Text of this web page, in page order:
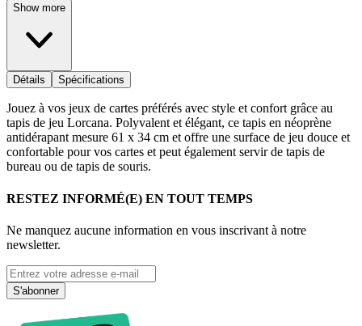
Show more
Détails Spécifications
Jouez à vos jeux de cartes préférés avec style et confort grâce au
tapis de jeu Lorcana. Polyvalent et élégant, ce tapis en néoprène
antidérapant mesure 61 x 34 cm et offre une surface de jeu douce et
confortable pour vos cartes et peut également servir de tapis de
bureau ou de tapis de souris.
RESTEZ INFORMÉ(E) EN TOUT TEMPS
Ne manquez aucune information en vous inscrivant à notre
newsletter.
S'abonner